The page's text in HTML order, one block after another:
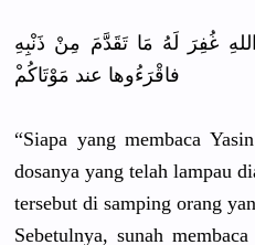
غُفِرَ لَهُ مَا تَقَدَّمَ مِنْ ذَنْبِهِ
فاقْرَءُوها عند مَوْتَاكُم
“Siapa yang membaca
dosanya yang telah lampau
tersebut di samping orang
Sebetulnya, sunah